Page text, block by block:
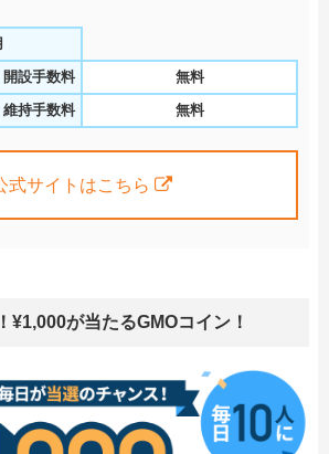
設手数料
無料
持手数料
無料
式サイトはこちら
¥1,000が当たるGMOコイン！